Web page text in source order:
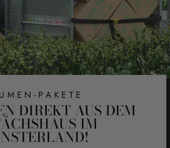
PAKETE
DIREKT AUS DEM
IM